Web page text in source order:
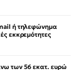
ή τηλεφώνημα
εκκρεμότητες
των 56 εκατ. ευρώ